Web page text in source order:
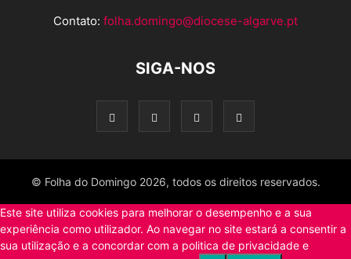
Contato: folha.domingo@diocese-algarve.pt
SIGA-NOS
© Folha do Domingo 2026, todos os direitos reservados.
Este site utiliza cookies para melhorar o desempenho e a sua
experiência como utilizador. Ao navegar no site estará a consentir a
sua utilização e a concordar com a politica de privacidade e